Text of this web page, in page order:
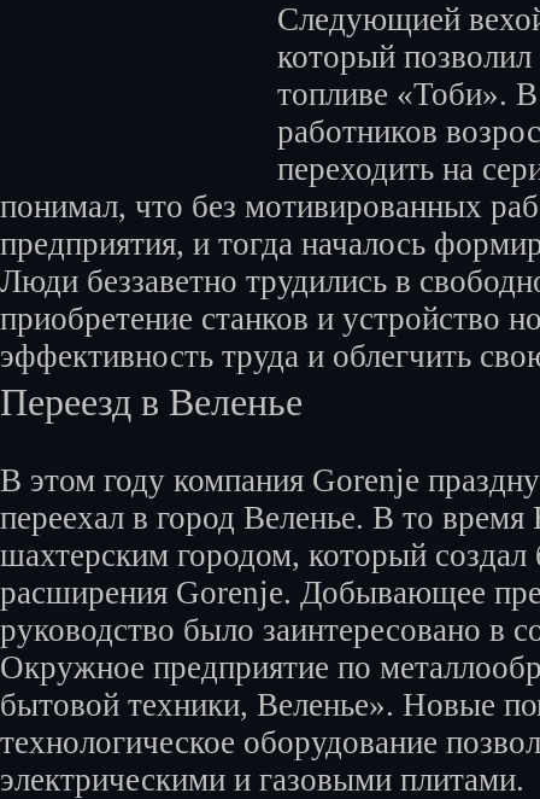
Следующией
который позволил
топливе «Тоби».
работников
переходить на
понимал, что без мотивированных
предприятия, и тогда началось
Люди беззаветно трудились в
приобретение станков и устройство
эффективность труда и облегчить
Переезд в Веленье
В этом году компания Gorenje
переехал в город Веленье. В то
шахтерским городом, который создал
расширения Gorenje. Добывающее
руководство было заинтересовано в
Окружное предприятие по
бытовой техники, Веленье». Новые
технологическое оборудование
электрическими и газовыми плитами.